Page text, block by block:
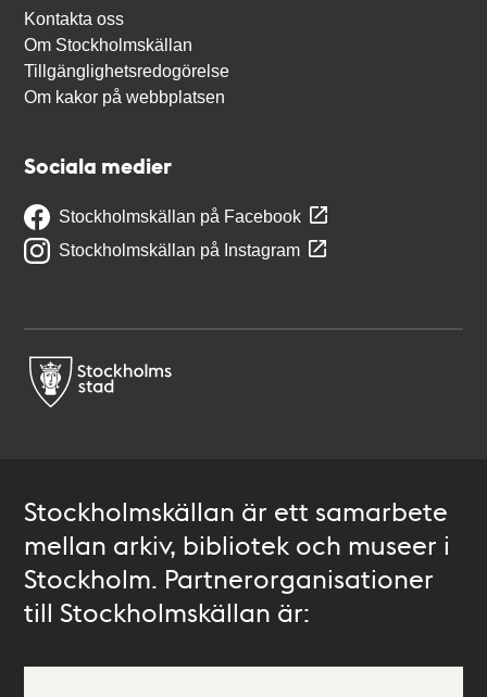
Kontakta oss
Om Stockholmskällan
Tillgänglighetsredogörelse
Om kakor på webbplatsen
Sociala medier
Stockholmskällan på Facebook
Stockholmskällan på Instagram
Stockholmskällan är ett samarbete
mellan arkiv, bibliotek och museer i
Stockholm. Partnerorganisationer
till Stockholmskällan är: